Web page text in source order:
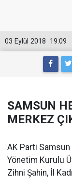
19:09
03 Eylül 2018
SAMSUN
MERKEZ
AK Parti Samsun
Yönetim Kurulu
Zihni Şahin, İl